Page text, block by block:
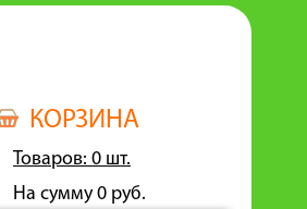
КОРЗИНА
Товаров: 0 шт.
На сумму 0 руб.